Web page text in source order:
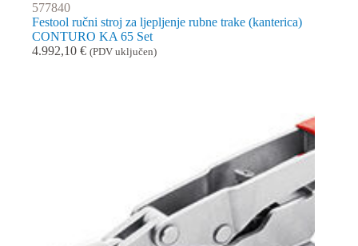
577840
Festool ručni stroj za ljepljenje rubne trake (kanterica)
CONTURO KA 65 Set
4.992,10 € (PDV uključen)